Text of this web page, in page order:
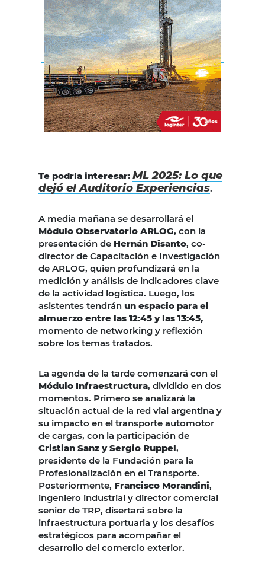
Te podría interesar: ML 2025: Lo que
dejó el Auditorio Experiencias.
A media mañana se desarrollará el
Módulo Observatorio ARLOG, con la
presentación de Hernán Disanto, co-
director de Capacitación e Investigación
de ARLOG, quien profundizará en la
medición y análisis de indicadores clave
de la actividad logística. Luego, los
asistentes tendrán un espacio para el
almuerzo entre las 12:45 y las 13:45,
momento de networking y reflexión
sobre los temas tratados.
La agenda de la tarde comenzará con el
Módulo Infraestructura, dividido en dos
momentos. Primero se analizará la
situación actual de la red vial argentina y
su impacto en el transporte automotor
de cargas, con la participación de
Cristian Sanz y Sergio Ruppel,
presidente de la Fundación para la
Profesionalización en el Transporte.
Posteriormente, Francisco Morandini,
ingeniero industrial y director comercial
senior de TRP, disertará sobre la
infraestructura portuaria y los desafíos
estratégicos para acompañar el
desarrollo del comercio exterior.